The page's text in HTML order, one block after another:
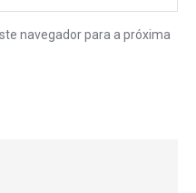
navegador para a próxima